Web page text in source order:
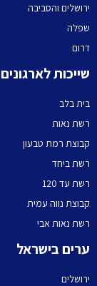
ירושלים והסביבה
שפלה
דרום
שייכות לארגונים
בית בלב
רשת נאות
קבוצת רמת טבעון
רשת ביחד
רשת עד 120
קבוצת נווה עמית
רשת נאות אבי
ערים בישראל
ירושלים